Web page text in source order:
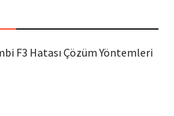
F3 Hatası Çözüm Yöntemleri